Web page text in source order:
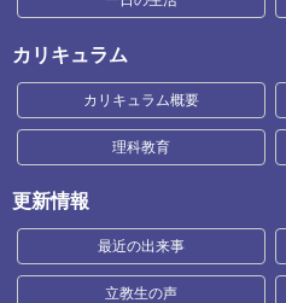
カリキュラム
カリキュラム概要
理科教育
更新情報
最近の出来事
立教生の声